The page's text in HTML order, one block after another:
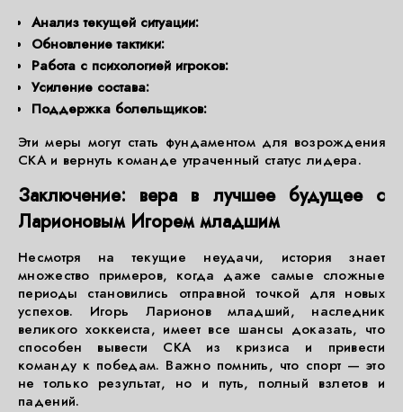
Анализ текущей ситуации:
Обновление тактики:
Работа с психологией игроков:
Усиление состава:
Поддержка болельщиков:
Эти меры могут стать фундаментом для возрождения
СКА и вернуть команде утраченный статус лидера.
Заключение: вера в лучшее будущее с
Ларионовым Игорем младшим
Несмотря на текущие неудачи, история знает
множество примеров, когда даже самые сложные
периоды становились отправной точкой для новых
успехов. Игорь Ларионов младший, наследник
великого хоккеиста, имеет все шансы доказать, что
способен вывести СКА из кризиса и привести
команду к победам. Важно помнить, что спорт — это
не только результат, но и путь, полный взлетов и
падений.